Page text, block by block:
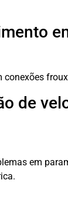
conexões
de
em